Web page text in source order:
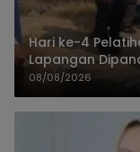
Hari ke-4
Lapangan
08/08/2026